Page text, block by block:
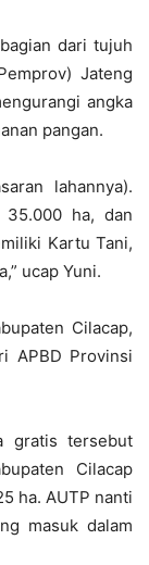
dari tujuh
Jateng
angka
pangan.
lahannya).
ha, dan
Kartu Tani,
ucap Yuni.
Cilacap,
APBD Provinsi
gratis tersebut
Cilacap
ha. AUTP nanti
masuk dalam